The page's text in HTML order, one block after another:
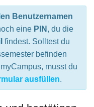
Benutzernamen
eine PIN , du die
findest. Solltest du
befinden
musst du
ausfüllen.